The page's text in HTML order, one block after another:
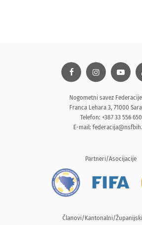
Nogometni savez
Franca Lehara 3, 71000
Telefon: +387 33 556 650
E-mail:
Partneri/Asocijacije
Članovi/Kantonalni/